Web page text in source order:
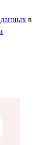
данных в